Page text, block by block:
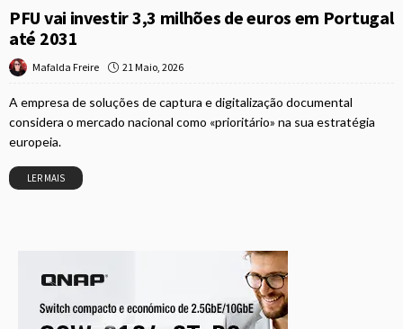
PFU vai investir 3,3 milhões de euros em Portugal
até 2031
Mafalda Freire 21 Maio, 2026
A empresa de soluções de captura e digitalização documental
considera o mercado nacional como «prioritário» na sua estratégia
europeia.
LER MAIS